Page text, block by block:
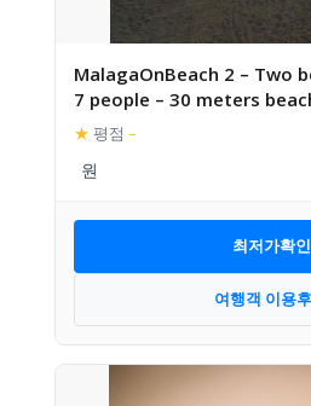
MalagaOnBeach 2 – Two
7 people – 30 meters
★ 평점 –
최저가확인
여행객 이용